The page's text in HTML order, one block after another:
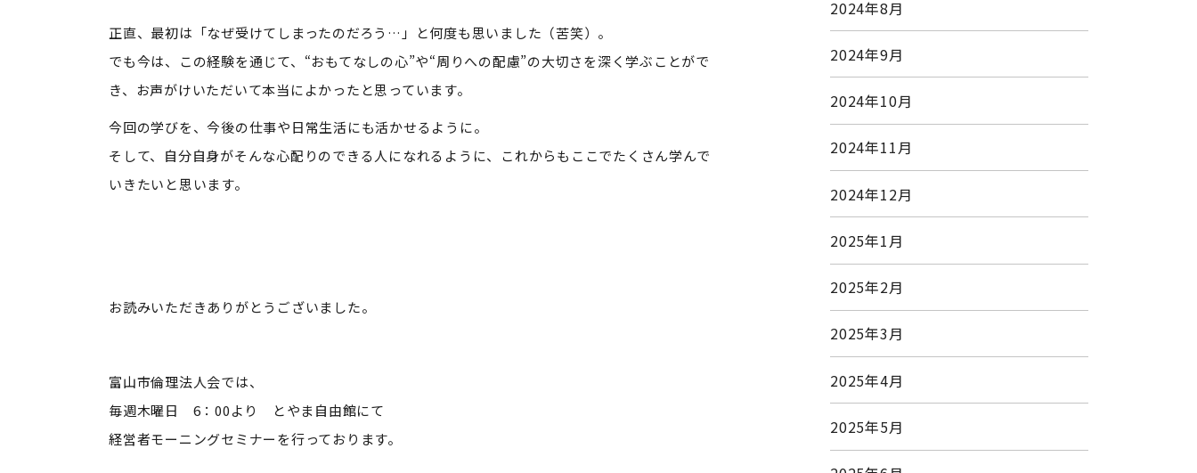
正直、最初は「なぜ受けてしまったのだろう…」と何度も思いました（苦笑）。
でも今は、この経験を通じて、“おもてなしの心”や“周りへの配慮”の大切さを深く学ぶことがで
き、お声がけいただいて本当によかったと思っています。
今回の学びを、今後の仕事や日常生活にも活かせるように。
そして、自分自身がそんな心配りのできる人になれるように、これからもここでたくさん学んで
いきたいと思います。
お読みいただきありがとうございました。
富山市倫理法人会では、
毎週木曜日 6：00より とやま自由館にて
経営者モーニングセミナーを行っております。
2024年8月
2024年9月
2024年10月
2024年11月
2024年12月
2025年1月
2025年2月
2025年3月
2025年4月
2025年5月